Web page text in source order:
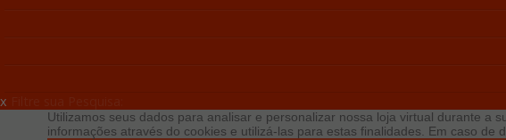
x
Utilizamos seus dados para analisar e personalizar nossa loja virtual durante a
informações através do cookies e utilizá-las para estas finalidades. Em caso de